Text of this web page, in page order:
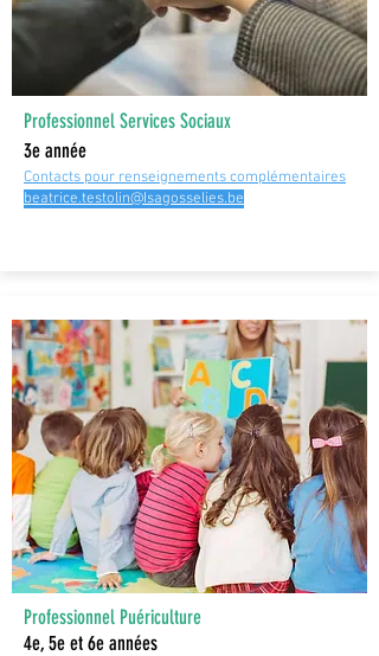
Professionnel Services Sociaux
3e année
Contacts pour renseignements complémentaires
beatrice.testolin@Isagosselies.be
Professionnel Puériculture
4e, 5e et 6e années